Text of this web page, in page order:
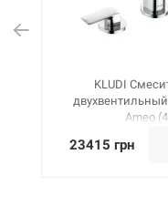
KLUDI
Ameo
23415 грн